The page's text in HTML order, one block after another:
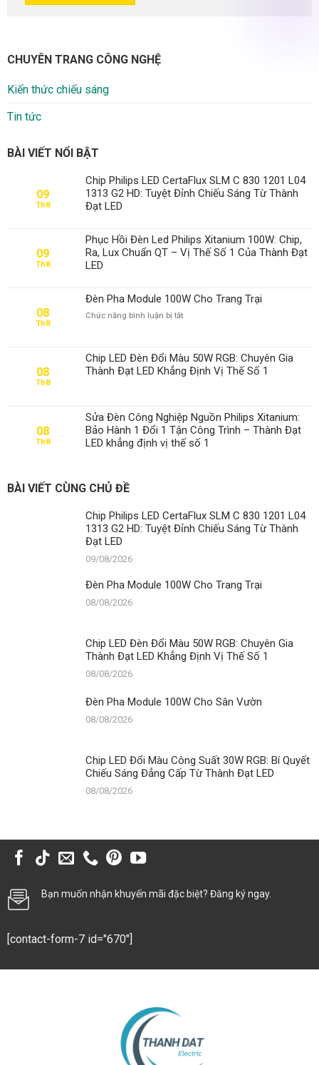
CHUYÊN TRANG CÔNG NGHỆ
Kiến thức chiếu sáng
Tin tức
BÀI VIẾT NỔI BẬT
09
Th8
Chip Philips LED CertaFlux SLM C 830 1201 L04
1313 G2 HD: Tuyệt Đỉnh Chiếu Sáng Từ Thành
Đạt LED
09
Th8
Phục Hồi Đèn Led Philips Xitanium 100W: Chip,
Ra, Lux Chuẩn QT – Vị Thế Số 1 Của Thành Đạt
LED
08
Th8
Đèn Pha Module 100W Cho Trang Trại
Chức năng bình luận bị tắtở
100W
Cho
08
Th8
Chip LED Đèn Đổi Màu 50W RGB: Chuyên Gia
Thành Đạt LED Khẳng Định Vị Thế Số 1
08
Th8
Sửa Đèn Công Nghiệp Nguồn Philips Xitanium:
Bảo Hành 1 Đổi 1 Tận Công Trình – Thành Đạt
LED khẳng định vị thế số 1
BÀI VIẾT CÙNG CHỦ ĐỀ
Chip Philips LED CertaFlux SLM C 830 1201 L04
1313 G2 HD: Tuyệt Đỉnh Chiếu Sáng Từ Thành
Đạt LED
09/08/2026
Đèn Pha Module 100W Cho Trang Trại
08/08/2026
Chip LED Đèn Đổi Màu 50W RGB: Chuyên Gia
Thành Đạt LED Khẳng Định Vị Thế Số 1
08/08/2026
Đèn Pha Module 100W Cho Sân Vườn
08/08/2026
Chip LED Đổi Màu Công Suất 30W RGB: Bí Quyết
Chiếu Sáng Đẳng Cấp Từ Thành Đạt LED
08/08/2026
Bạn muốn nhận khuyến mãi đặc biệt? Đăng ký ngay.
[contact-form-7 id="670"]